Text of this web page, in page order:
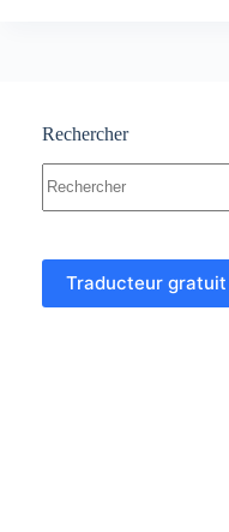
Examens
Rechercher
résultat
Traducteur gratuit